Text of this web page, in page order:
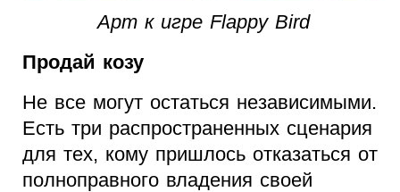
Арт к игре Flappy Bird
Продай козу
Не все могут остаться независимыми.
Есть три распространенных сценария
для тех, кому пришлось отказаться от
полноправного владения своей